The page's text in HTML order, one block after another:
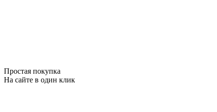
Простая покупка
На сайте в один клик